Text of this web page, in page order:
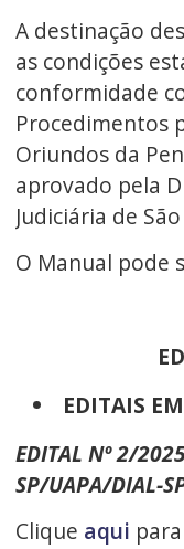
A destinação
as condições
conformidade
Procedimentos
Oriundos da
aprovado pela
Judiciária de
O Manual pode
EDITAIS
EDITAL Nº 2/
SP/UAPA/DIAL-
Clique aqui